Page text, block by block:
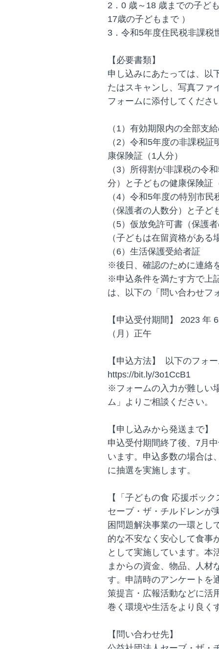
2．0 歳～18 歳までの子ど
17歳の子どもまで ）
3．令和5年度住民税非課
【必要書類】
申し込みにあたっては、以
たはスキャンし、写真ファ
フォームに添付してくだ
（1）有効期限内の全部支
（2）令和5年度の非課税
康保険証（1人分）
（3）所得割が非課税の令
分）と子どもの健康保険
（4）令和5年度の特別市
（保護者の人数分）と子
（5）仮放免許可書（保護
（子どもは在留資格があ
（6）生活保護受給者証
※後日、確認のために連絡
※申込条件を満たす方で上
は、以下の「問い合わせ
【申込受付期間】 2023 年
（月）正午
【申込方法】 以下のフォ
https://bit.ly/3o1CcB1
※フォームの入力が難しい
ム」よりご相談ください。
【申し込みから発送まで】
申込受付期間終了後、7月
います。申込多数の場合は
に抽選を実施します。
【「子どもの食 応援ボッ
セーブ・ザ・チルドレンが
困問題解決事業の一環とし
的な不安なく安心して食事
として実施しています。本
まからの資金、物品、人材
す。申請時のアンケートを
策提言・広報活動などに活
巻く環境や生活をより良く
【問い合わせ先】